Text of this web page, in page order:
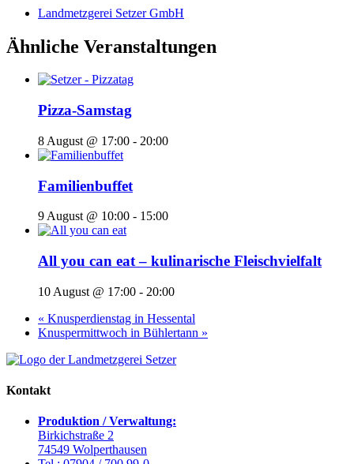
Landmetzgerei Setzer GmbH
Ähnliche Veranstaltungen
Pizza-Samstag
8 August @ 17:00 - 20:00
Familienbuffet
9 August @ 10:00 - 15:00
All you can eat – kulinarische Fleischvielfalt
10 August @ 17:00 - 20:00
« Knusperdienstag in Hessental
Knuspermittwoch in Bühlertann »
Kontakt
Produktion / Verwaltung:
Birkichstraße 2
74549 Wolperthausen